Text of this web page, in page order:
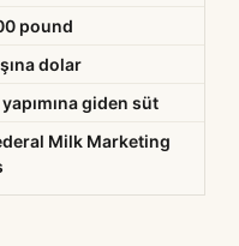
pound
dolar
giden süt
Milk Marketing